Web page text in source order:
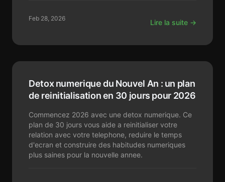
Feb 28, 2026 Lire la suite →
Detox numerique du Nouvel An : un plan
de reinitialisation en 30 jours pour 2026
Commencez 2026 avec une detox numerique. Ce
plan de 30 jours vous aide a reinitialiser votre
relation avec votre telephone, reduire le temps
d'ecran et construire des habitudes numeriques
plus saines pour la nouvelle annee.